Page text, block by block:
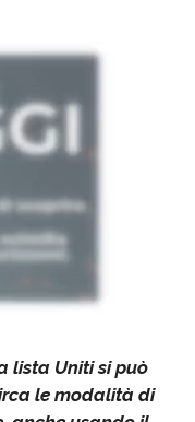
lista Uniti si può
le modalità di